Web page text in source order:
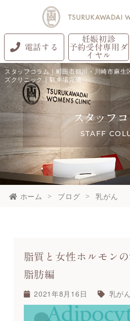
スタッフコラム｜町田市鶴川・川崎市麻
ズクリニック｜駐車場完備
電話する
妊娠初診
予約受付専用ダ
イヤル
スタッフ
STAFF
ホーム ブログ 乳がん
脂質と女性ホルモン
脂肪編
2021年8月16日
乳がん